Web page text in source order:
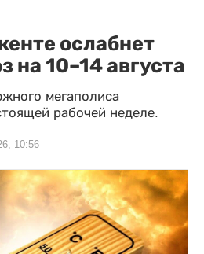
ослабнет
на 10–14 августа
мегаполиса
рабочей неделе.
10:56